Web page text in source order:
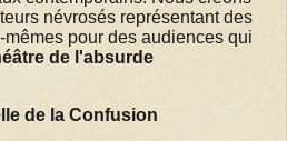
névrosés représentant des
pour des audiences qui
de l'absurde
de la Confusion